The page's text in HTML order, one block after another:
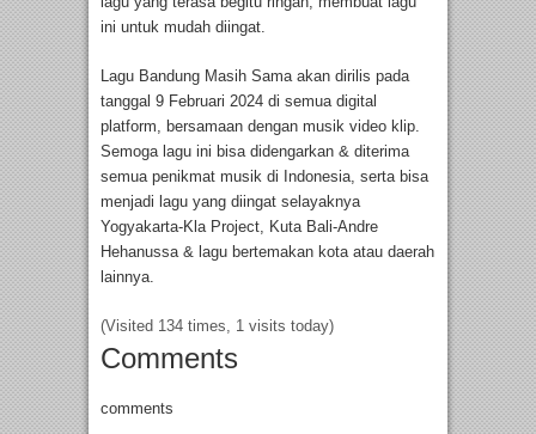
ini untuk mudah diingat.
Lagu Bandung Masih Sama akan dirilis pada
tanggal 9 Februari 2024 di semua digital
platform, bersamaan dengan musik video klip.
Semoga lagu ini bisa didengarkan & diterima
semua penikmat musik di Indonesia, serta bisa
menjadi lagu yang diingat selayaknya
Yogyakarta-Kla Project, Kuta Bali-Andre
Hehanussa & lagu bertemakan kota atau daerah
lainnya.
(Visited 134 times, 1 visits today)
Comments
comments